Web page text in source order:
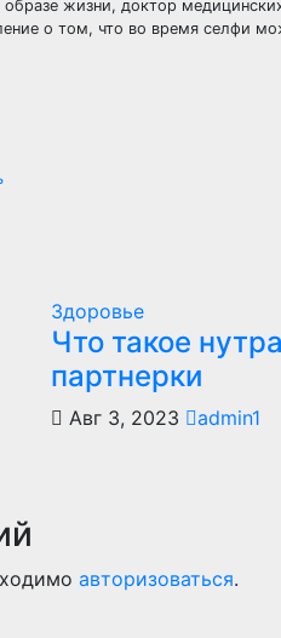
жизни, доктор
о том, что во время селфи
Здоровье
Что такое нутра
партнерки
Авг 3, 2023 admin1
авторизоваться.